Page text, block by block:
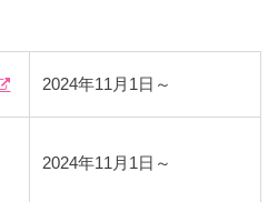
2024年11月1日～
2024年11月1日～